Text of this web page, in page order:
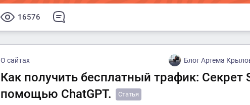
16576
О сайтах Блог Артема Крылов
Как получить бесплатный трафик: Секрет
помощью ChatGPT.
Статья